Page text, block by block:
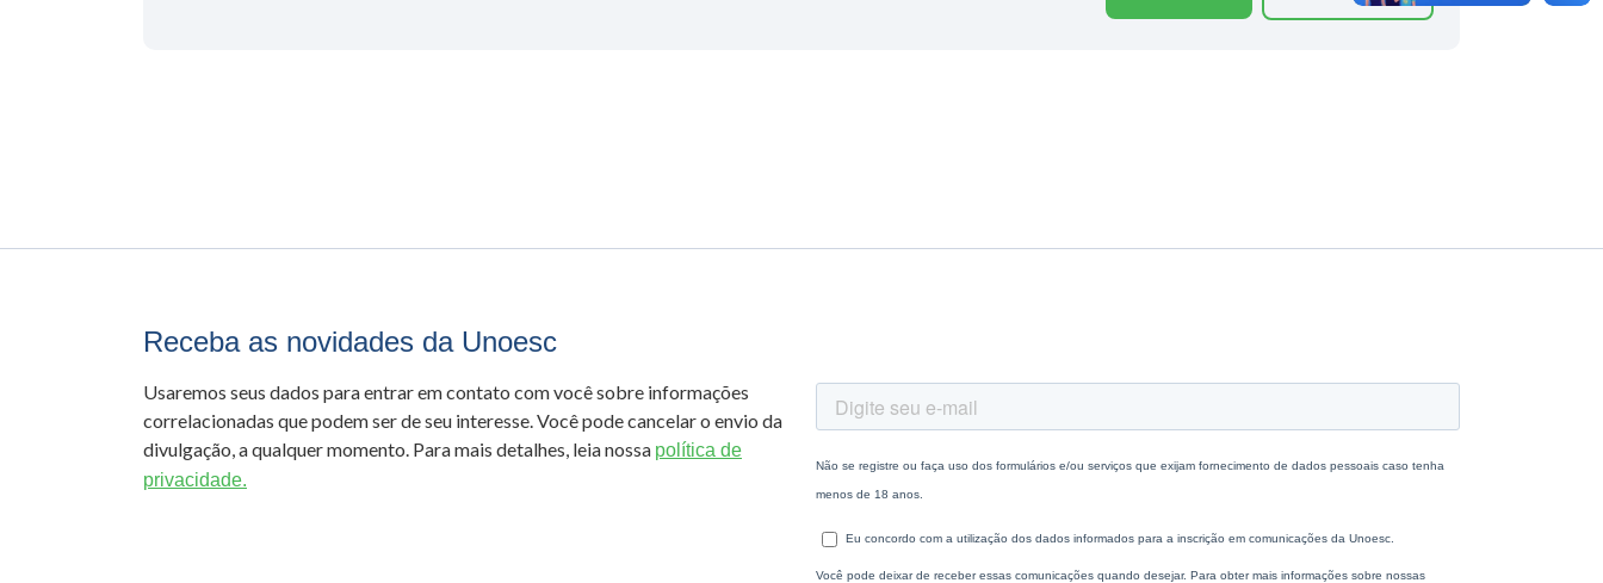
Receba as novidades da Unoesc
Usaremos seus dados para entrar em contato com você sobre informações
correlacionadas que podem ser de seu interesse. Você pode cancelar o envio da
divulgação, a qualquer momento. Para mais detalhes, leia nossa política de
privacidade.